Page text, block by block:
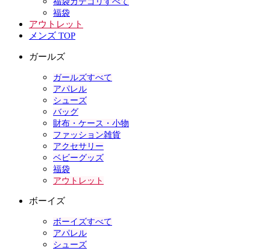
福袋
アウトレット
メンズ TOP
ガールズ
ガールズすべて
アパレル
シューズ
バッグ
財布・ケース・小物
ファッション雑貨
アクセサリー
ベビーグッズ
福袋
アウトレット
ボーイズ
ボーイズすべて
アパレル
シューズ